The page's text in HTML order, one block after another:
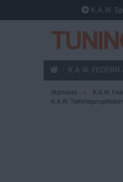
K.A.W.
K.A.W. FEDERN
Startseite » K.A.W.
K.A.W.